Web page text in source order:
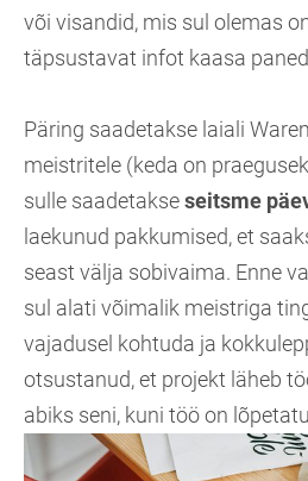
või visandid, mis sul olemas
täpsustavat infot kaasa
Päring saadetakse laiali
meistritele (keda on
sulle saadetakseseitsme
laekunud pakkumised, et
seast välja sobivaima. Enne
sul alati võimalik meistriga
vajadusel kohtuda ja
otsustanud, et projekt läheb
abiks seni, kuni töö on